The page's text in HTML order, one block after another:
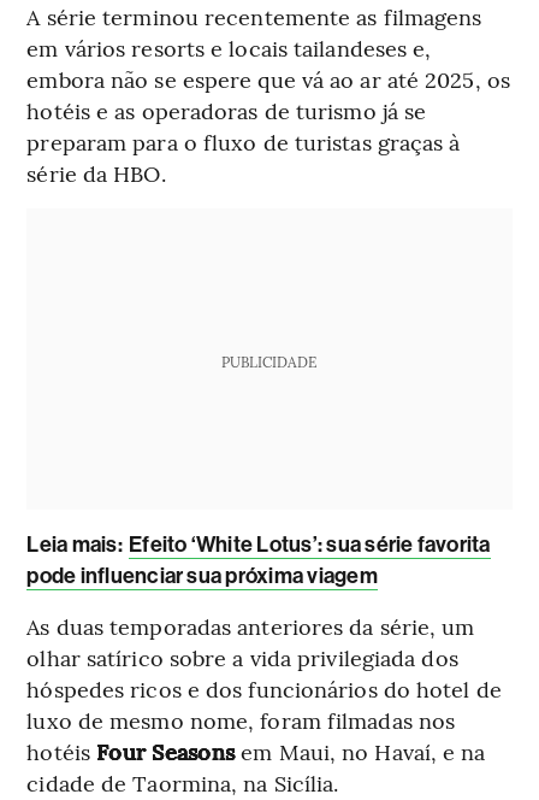
A série terminou recentemente as filmagens
em vários resorts e locais tailandeses e,
embora não se espere que vá ao ar até 2025, os
hotéis e as operadoras de turismo já se
preparam para o fluxo de turistas graças à
série da HBO.
PUBLICIDADE
Leia mais: Efeito ‘White Lotus’: sua série favorita
pode influenciar sua próxima viagem
As duas temporadas anteriores da série, um
olhar satírico sobre a vida privilegiada dos
hóspedes ricos e dos funcionários do hotel de
luxo de mesmo nome, foram filmadas nos
hotéis Four Seasonsem Maui, no Havaí, e na
cidade de Taormina, na Sicília.